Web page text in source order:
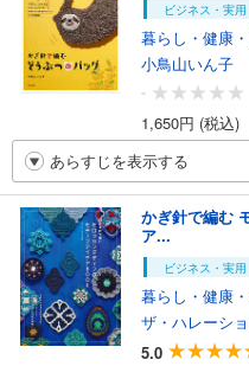
ビジネス・実用
暮らし・健康
小鳥山いん子
-
1,650円 (税込)
あらすじを表示する
かぎ針で編む
ア...
ビジネス・実用
暮らし・健康
ザ・ハレーシ
5.0